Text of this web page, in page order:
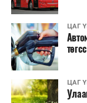
эцсийн
Түүнчлэн түлш,
бүрдүүлэх
хөнгөлөлттэй
ЦАГ
ЦАГ